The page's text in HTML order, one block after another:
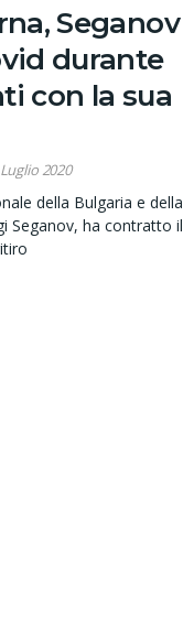
Seganov
durante
con la sua
2020
della Bulgaria e della
Seganov, ha contratto il